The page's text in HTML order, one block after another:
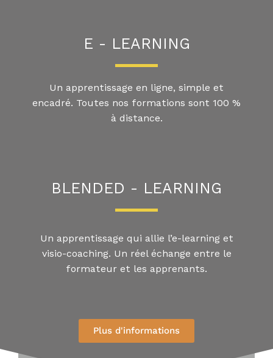
E - LEARNING​
Un apprentissage en ligne, simple et
encadré. Toutes nos formations sont 100 %
à distance.
BLENDED - LEARNING​
Un apprentissage qui allie l’e-learning et
visio-coaching. Un réel échange entre le
formateur et les apprenants.
Plus d'informations